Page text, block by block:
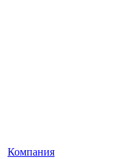
Компания